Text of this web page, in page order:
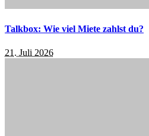
Talkbox: Wie viel Miete zahlst du?
21. Juli 2026